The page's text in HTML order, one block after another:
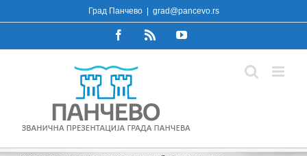
to
Град Панчево grad@pancevo.rs
FacebookRss YouTube